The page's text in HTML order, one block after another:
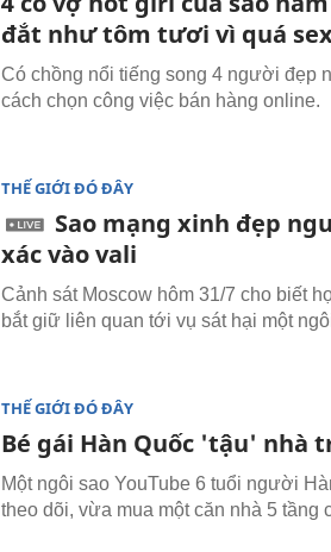
đắt như tôm tươi vì quá
Có chồng nổi tiếng song 4 người đẹp
cách chọn công việc bán hàng online.
THẾ GIỚI ĐÓ ĐÂY
Sao mạng xinh đẹp
xác vào vali
Cảnh sát Moscow hôm 31/7 cho biết
bắt giữ liên quan tới vụ sát hại một
THẾ GIỚI ĐÓ ĐÂY
Bé gái Hàn Quốc 'tậu' nhà
Một ngôi sao YouTube 6 tuổi người
theo dõi, vừa mua một căn nhà 5 tầng